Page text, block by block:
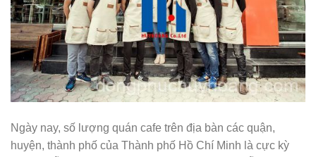
Ngày nay, số lượng quán cafe trên địa bàn các quận,
huyện, thành phố của Thành phố Hồ Chí Minh là cực kỳ